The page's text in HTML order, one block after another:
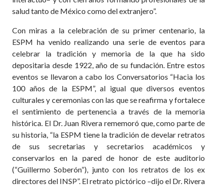
salud tanto de México como del extranjero”.
Con miras a la celebración de su primer centenario, la
ESPM ha venido realizando una serie de eventos para
celebrar la tradición y memoria de la que ha sido
depositaria desde 1922, año de su fundación. Entre estos
eventos se llevaron a cabo los Conversatorios “Hacia los
100 años de la ESPM”, al igual que diversos eventos
culturales y ceremonias con las que se reafirma y fortalece
el sentimiento de pertenencia a través de la memoria
histórica. El Dr. Juan Rivera rememoró que, como parte de
su historia, “la ESPM tiene la tradición de develar retratos
de sus secretarias y secretarios académicos y
conservarlos en la pared de honor de este auditorio
(“Guillermo Soberón”), junto con los retratos de los ex
directores del INSP”. El retrato pictórico –dijo el Dr. Rivera